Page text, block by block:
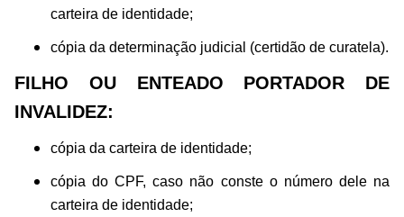
carteira de identidade;
cópia da determinação judicial (certidão de curatela).
FILHO OU ENTEADO PORTADOR DE
INVALIDEZ:
cópia da carteira de identidade;
cópia do CPF, caso não conste o número dele na
carteira de identidade;